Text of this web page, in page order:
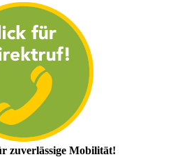
zuverlässige Mobilität!